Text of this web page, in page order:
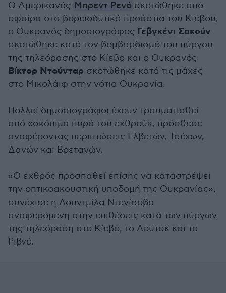
Ο Αμερικανός Μπρεντ Ρενό σκοτώθηκε από
σφαίρα στα βορειοδυτικά προάστια του Κιέβου,
ο Ουκρανός δημοσιογράφος Γεβγκένι Σακούν
σκοτώθηκε κατά τον βομβαρδισμό του πύργου
της τηλεόρασης στο Κίεβο και ο Ουκρανός
Βίκτορ Ντούνταρ σκοτώθηκε κατά τις μάχες
στο Μικολάιφ στην νότια Ουκρανία.
Πολλοί δημοσιογράφοι έχουν τραυματισθεί
από «σκόπιμα πυρά του εχθρού», πρόσθεσε
αναφέροντας περιπτώσεις Ελβετών, Τσέχων,
Δανών και Βρετανών.
«Ο εχθρός προσπαθεί επίσης να καταστρέψει
την οπτικοακουστική υποδομή της Ουκρανίας»,
συνέχισε η Λουντμίλα Ντενίσοβα
αναφερόμενη στην επιθέσεις κατά των πύργων
της τηλεόραση στο Κίεβο, το Λουτσκ και το
Ριβνέ.